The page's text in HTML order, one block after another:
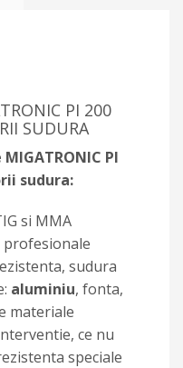
PI 200
SUDURA
PI
sudura:
si MMA
sudura
aluminiu, fonta,
materiale
ce nu
speciale